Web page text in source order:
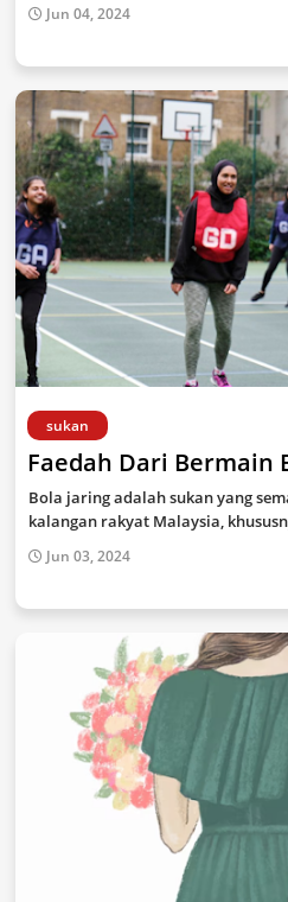
Jun 04, 2024
sukan
Faedah Dari Bermain
Bola jaring adalah sukan yang
kalangan rakyat Malaysia,
Jun 03, 2024